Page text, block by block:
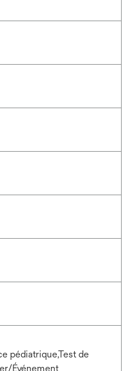
pédiatrique,Test de
Événement